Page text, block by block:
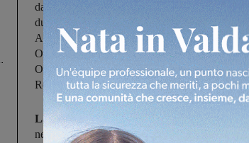
dall’estero, sono state
due da quattro):
Cmb Valdarno,
Asinalonga e Ortona; il girone Bè composto
Osimo, Aurora Desio e Affrico Firenze;il
Olimpia Roma, Legnaia e Rijeca, infineil
Reggello, Don Bosco Livorno, Zagabria e
La manifestazione,riservata ai ragazzi della
nel 2012 e nel 2013) si svolgerà su quatto